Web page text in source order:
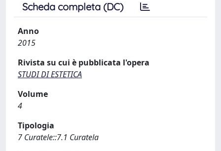
Scheda completa (DC)
Anno
2015
Rivista su cui è pubblicata l'opera
STUDI DI ESTETICA
Volume
4
Tipologia
7 Curatele::7.1 Curatela